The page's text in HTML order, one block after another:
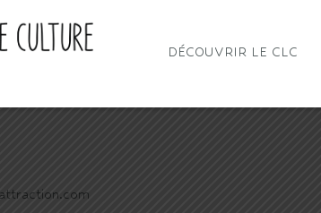
DÉCOUVRIR LE CLC